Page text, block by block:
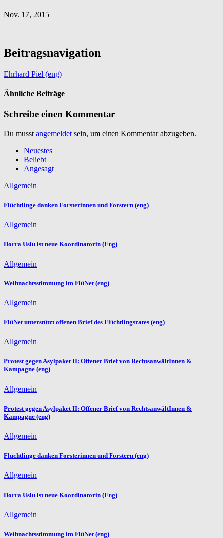
Nov. 17, 2015
Beitragsnavigation
Ehrhard Piel (eng)
Ähnliche Beiträge
Schreibe einen Kommentar
Du musst angemeldet sein, um einen Kommentar abzugeben.
Neuestes
Beliebt
Angesagt
Allgemein
Flüchtlinge danken Forsterinnen und Forstern (eng)
Allgemein
Dorra Uslu ist neue Koordinatorin (Eng)
Allgemein
Weihnachtsstimmung im FlüNet (eng)
Allgemein
FlüNet unterstützt offenen Brief des Flüchtlingsrates (eng)
Allgemein
Protest gegen Asylpaket II: Offener Brief von RechtsanwältInnen &
Kampagne (eng)
Allgemein
Protest gegen Asylpaket II: Offener Brief von RechtsanwältInnen &
Kampagne (eng)
Allgemein
Flüchtlinge danken Forsterinnen und Forstern (eng)
Allgemein
Dorra Uslu ist neue Koordinatorin (Eng)
Allgemein
Weihnachtsstimmung im FlüNet (eng)